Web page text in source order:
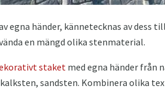
egna händer, kännetecknas av
en mängd olika stenmaterial.
staket med egna händer från
sandsten. Kombinera olika